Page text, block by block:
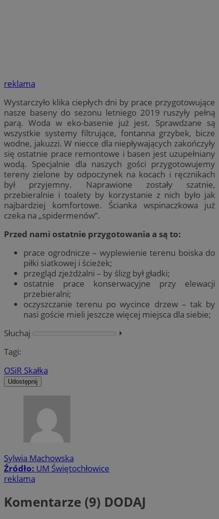
reklama
Wystarczyło klika ciepłych dni by prace przygotowujące
nasze baseny do sezonu letniego 2019 ruszyły pełną
parą. Woda w eko-basenie już jest. Sprawdzane są
wszystkie systemy filtrujące, fontanna grzybek, bicze
wodne, jakuzzi. W niecce dla niepływających zakończyły
się ostatnie prace remontowe i basen jest uzupełniany
wodą. Specjalnie dla naszych gości przygotowujemy
tereny zielone by odpoczynek na kocach i ręcznikach
był przyjemny. Naprawione zostały szatnie,
przebieralnie i toalety by korzystanie z nich było jak
najbardziej komfortowe. Ścianka wspinaczkowa już
czeka na „spidermenów”.
Przed nami ostatnie przygotowania a są to:
prace ogrodnicze – wyplewienie terenu boiska do
piłki siatkowej i ścieżek;
przegląd zjeżdżalni – by ślizg był gładki;
ostatnie prace konserwacyjne przy elewacji
przebieralni;
oczyszczanie terenu po wycince drzew – tak by
nasi goście mieli jeszcze więcej miejsca dla siebie;
Słuchaj
⏵︎
Tagi:
OSiR Skałka
Udostępnij
Sylwia Machowska
Źródło: UM Świętochłowice
reklama
Komentarze (9) DODAJ